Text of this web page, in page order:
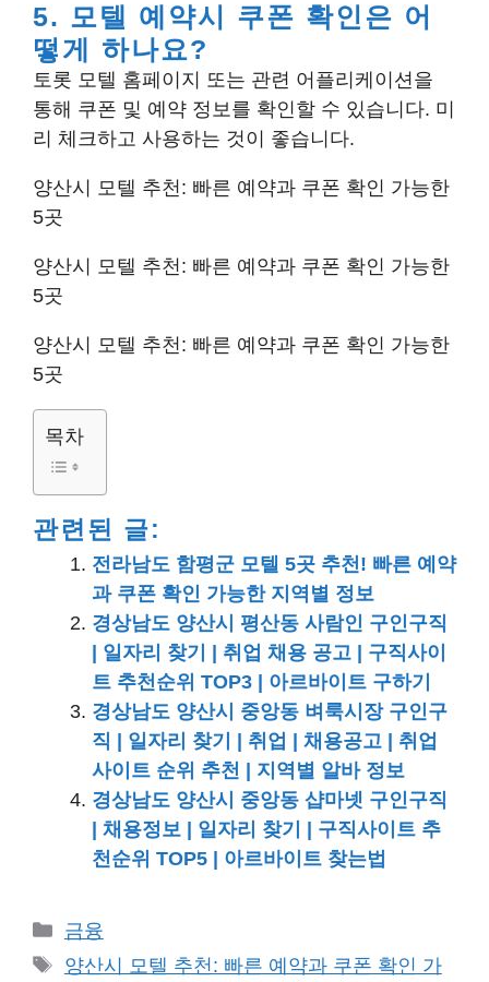
5. 모텔 예약시 쿠폰 확인은 어
떻게 하나요?
토롯 모텔 홈페이지 또는 관련 어플리케이션을
통해 쿠폰 및 예약 정보를 확인할 수 있습니다. 미
리 체크하고 사용하는 것이 좋습니다.
양산시 모텔 추천: 빠른 예약과 쿠폰 확인 가능한
5곳
양산시 모텔 추천: 빠른 예약과 쿠폰 확인 가능한
5곳
양산시 모텔 추천: 빠른 예약과 쿠폰 확인 가능한
5곳
목차
관련된 글:
전라남도 함평군 모텔 5곳 추천! 빠른 예약
과 쿠폰 확인 가능한 지역별 정보
경상남도 양산시 평산동 사람인 구인구직
| 일자리 찾기 | 취업 채용 공고 | 구직사이
트 추천순위 TOP3 | 아르바이트 구하기
경상남도 양산시 중앙동 벼룩시장 구인구
직 | 일자리 찾기 | 취업 | 채용공고 | 취업
사이트 순위 추천 | 지역별 알바 정보
경상남도 양산시 중앙동 샵마넷 구인구직
| 채용정보 | 일자리 찾기 | 구직사이트 추
천순위 TOP5 | 아르바이트 찾는법
카
테
금융
태
양산시 모텔 추천: 빠른 예약과 쿠폰 확인 가